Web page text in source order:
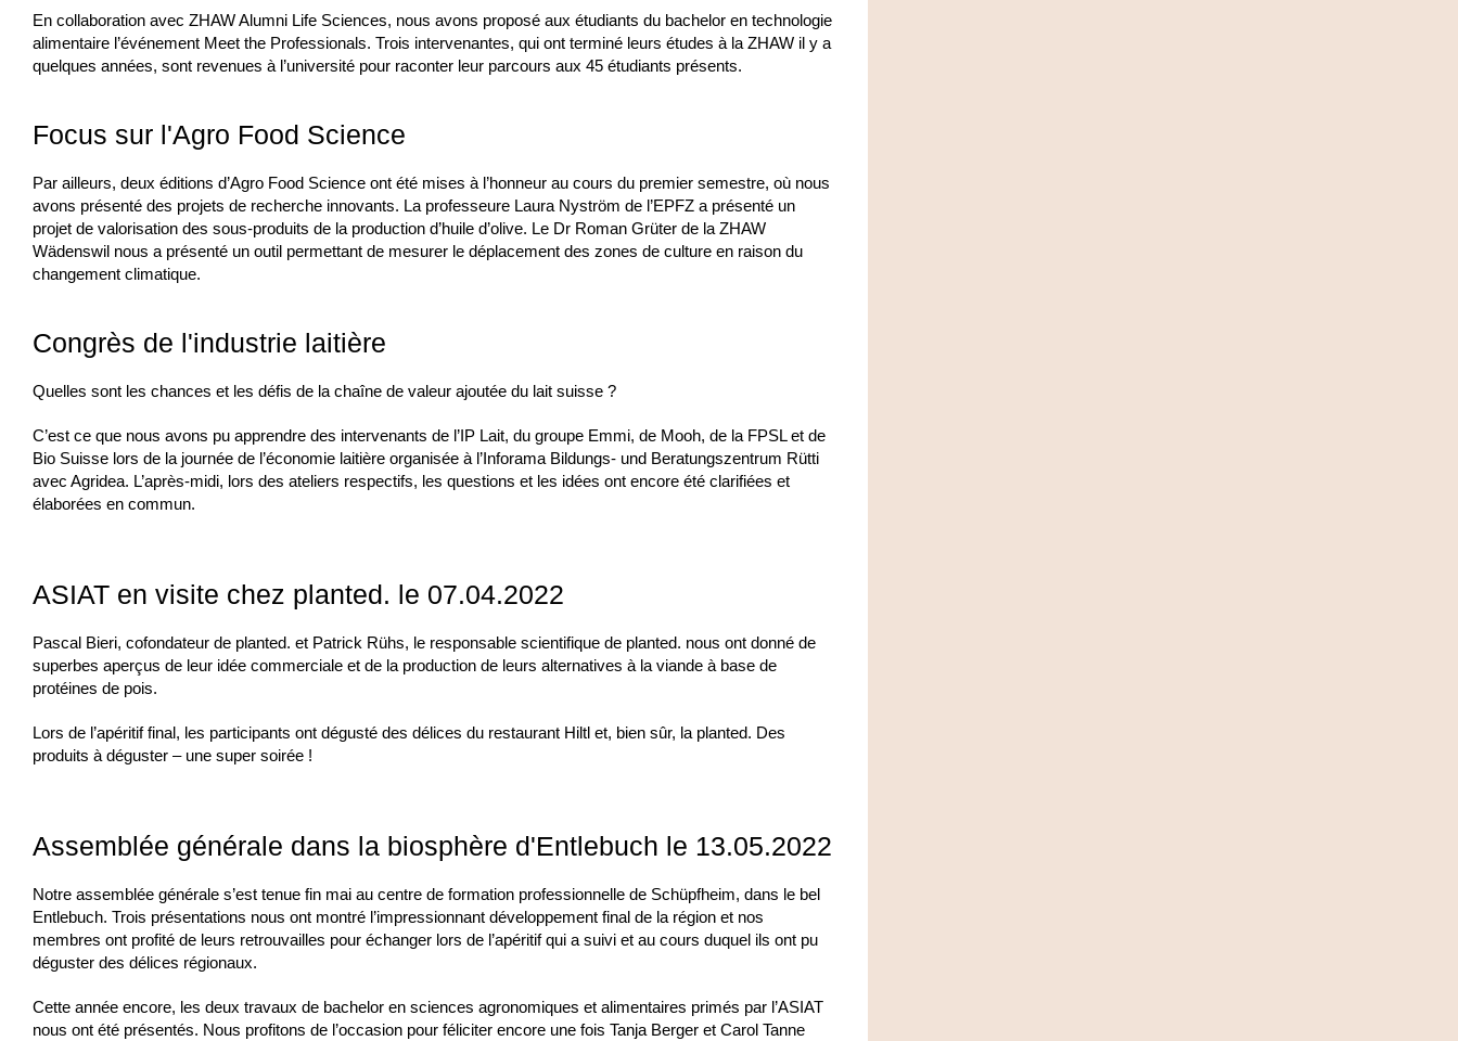
En collaboration avec ZHAW Alumni Life Sciences, nous avons proposé aux étudiants du bachelor en technologie
alimentaire l’événement Meet the Professionals. Trois intervenantes, qui ont terminé leurs études à la ZHAW il y a
quelques années, sont revenues à l’université pour raconter leur parcours aux 45 étudiants présents.
Focus sur l'Agro Food Science
Par ailleurs, deux éditions d’Agro Food Science ont été mises à l’honneur au cours du premier semestre, où nous
avons présenté des projets de recherche innovants. La professeure Laura Nyström de l’EPFZ a présenté un
projet de valorisation des sous-produits de la production d’huile d’olive. Le Dr Roman Grüter de la ZHAW
Wädenswil nous a présenté un outil permettant de mesurer le déplacement des zones de culture en raison du
changement climatique.
Congrès de l'industrie laitière
Quelles sont les chances et les défis de la chaîne de valeur ajoutée du lait suisse ?
C’est ce que nous avons pu apprendre des intervenants de l’IP Lait, du groupe Emmi, de Mooh, de la FPSL et de
Bio Suisse lors de la journée de l’économie laitière organisée à l’Inforama Bildungs- und Beratungszentrum Rütti
avec Agridea. L’après-midi, lors des ateliers respectifs, les questions et les idées ont encore été clarifiées et
élaborées en commun.
ASIAT en visite chez planted. le 07.04.2022
Pascal Bieri, cofondateur de planted. et Patrick Rühs, le responsable scientifique de planted. nous ont donné de
superbes aperçus de leur idée commerciale et de la production de leurs alternatives à la viande à base de
protéines de pois.
Lors de l’apéritif final, les participants ont dégusté des délices du restaurant Hiltl et, bien sûr, la planted. Des
produits à déguster – une super soirée !
Assemblée générale dans la biosphère d'Entlebuch le 13.05.2022
Notre assemblée générale s’est tenue fin mai au centre de formation professionnelle de Schüpfheim, dans le bel
Entlebuch. Trois présentations nous ont montré l’impressionnant développement final de la région et nos
membres ont profité de leurs retrouvailles pour échanger lors de l’apéritif qui a suivi et au cours duquel ils ont pu
déguster des délices régionaux.
Cette année encore, les deux travaux de bachelor en sciences agronomiques et alimentaires primés par l’ASIAT
nous ont été présentés. Nous profitons de l’occasion pour féliciter encore une fois Tanja Berger et Carol Tanne